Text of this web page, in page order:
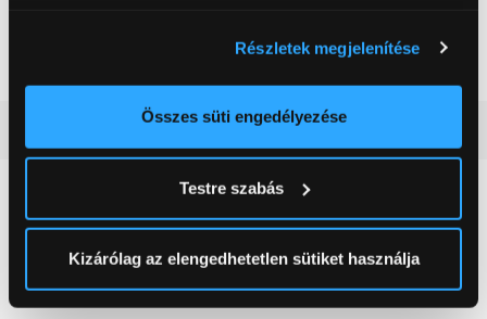
elhelyezkedéséről pár méteres pontossággal
Az Ön készülékén beazonosítása annak konkrét
módjairól és adja meg preferenciáit aRészletek
pontban. Bármikor módosíthatja vagy visszavonhatja a
Sütinyilatkozathoz való hozzájárulását.
Részletek megjelenítése
Összes süti engedélyezése
Testre szabás
Kizárólag az elengedhetetlen sütiket használja
179 999 Ft
0
0 értékelés